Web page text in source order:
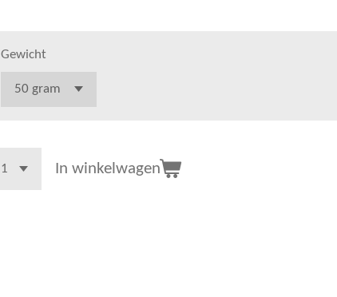
Gewicht
In winkelwagen